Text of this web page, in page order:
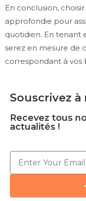
En conclusion,
approfondie pour
quotidien. En tenant
serez en mesure de
correspondant à vos
Souscrivez
Recevez tous
actualités !